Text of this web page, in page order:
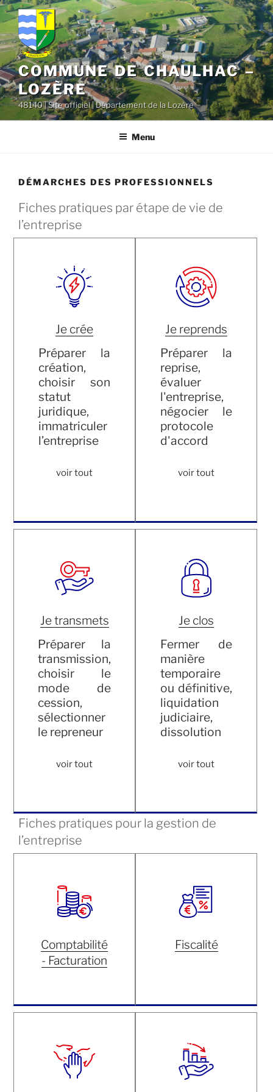
principal
Aller
au
contenu
principal
COMMUNE DE CHAULHAC –
LOZÈRE
48140 | Site officiel | Département de la Lozère
Menu
DÉMARCHES DES PROFESSIONNELS
Fiches pratiques par étape de vie de
l’entreprise
Je crée
Préparer la
création,
choisir son
statut
juridique,
immatriculer
l’entreprise
voir tout
Je reprends
Préparer la
reprise,
évaluer
l'entreprise,
négocier le
protocole
d'accord
voir tout
Je transmets
Préparer la
transmission,
choisir le
mode de
cession,
sélectionner
le repreneur
voir tout
Je clos
Fermer de
manière
temporaire
ou définitive,
liquidation
judiciaire,
dissolution
voir tout
Fiches pratiques pour la gestion de
l’entreprise
Comptabilité
- Facturation
Fiscalité